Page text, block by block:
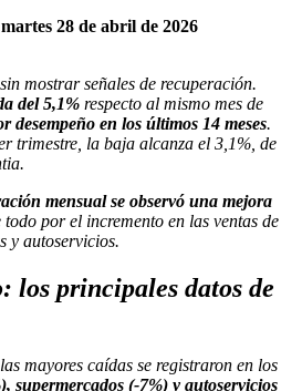
martes 28 de abril de 2026
mostrar señales de recuperación.
del 5,1% respecto al mismo mes de
desempeño en los últimos 14 meses.
trimestre, la baja alcanza el 3,1%, de
mensual se observó una mejora
todo por el incremento en las ventas de
y autoservicios.
los principales datos de
mayores caídas se registraron en los
supermercados (-7%) y autoservicios